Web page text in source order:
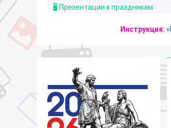
🖥️ Презентации к праздникам
Инструкция: